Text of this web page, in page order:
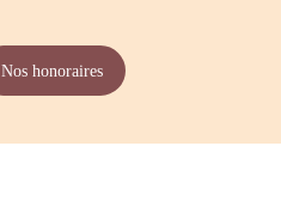
Nos honoraires